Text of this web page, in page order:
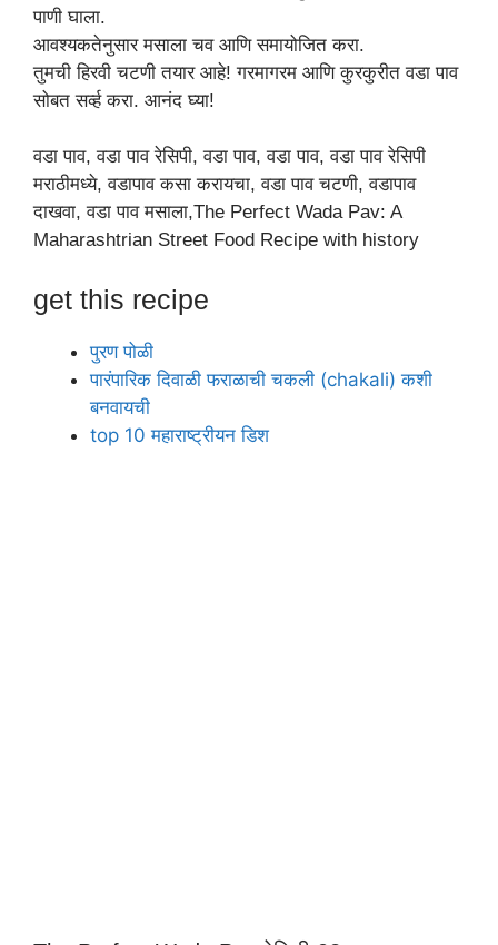
पाणी घाला.
आवश्यकतेनुसार मसाला चव आणि समायोजित करा.
तुमची हिरवी चटणी तयार आहे! गरमागरम आणि कुरकुरीत वडा पाव
सोबत सर्व्ह करा. आनंद घ्या!
वडा पाव, वडा पाव रेसिपी, वडा पाव, वडा पाव, वडा पाव रेसिपी
मराठीमध्ये, वडापाव कसा करायचा, वडा पाव चटणी, वडापाव
दाखवा, वडा पाव मसाला,The Perfect Wada Pav: A
Maharashtrian Street Food Recipe with history
get this recipe
पुरण पोळी
पारंपारिक दिवाळी फराळाची चकली (chakali) कशी
बनवायची
top 10 महाराष्ट्रीयन डिश